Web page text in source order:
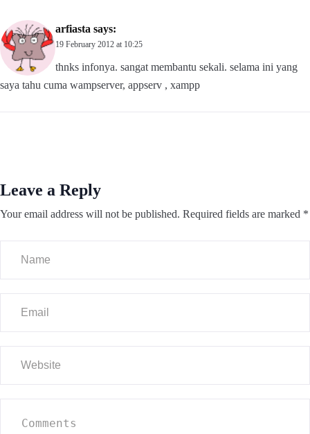
arfiasta says:
19 February 2012 at 10:25
thnks infonya. sangat membantu sekali. selama ini yang
saya tahu cuma wampserver, appserv , xampp
Leave a Reply
Your email address will not be published. Required fields are marked *